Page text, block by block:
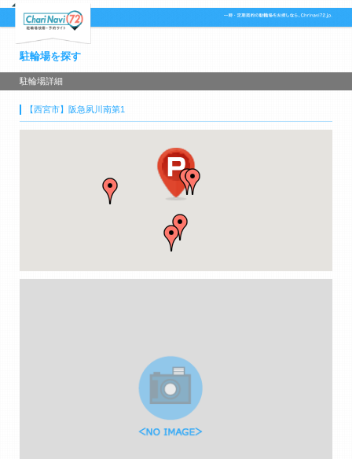
駐輪場を探す
駐輪場詳細
【西宮市】阪急夙川南第1